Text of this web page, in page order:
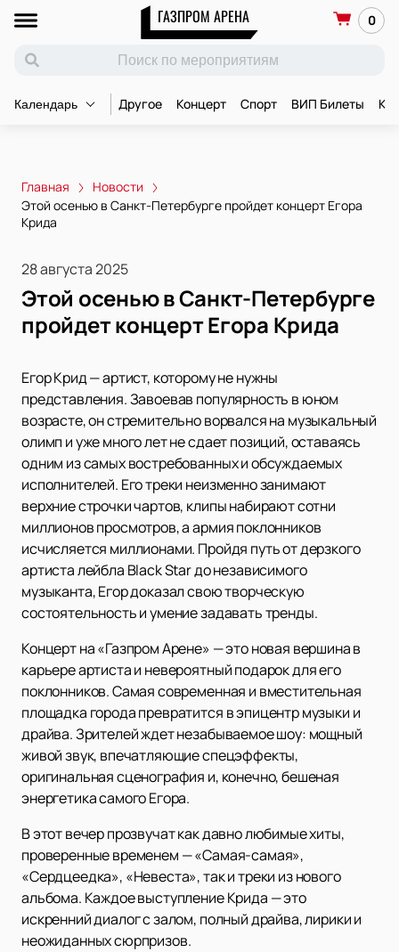
ГАЗПРОМ АРЕНА 0
Календарь Другое Концерт Спорт ВИП Билеты
Главная
Новости
Этой осенью в Санкт-Петербурге пройдет концерт Егора
Крида
28 августа 2025
Этой осенью в Санкт-Петербурге
пройдет концерт Егора Крида
Егор Крид — артист, которому не нужны
представления. Завоевав популярность в юном
возрасте, он стремительно ворвался на музыкальный
олимп и уже много лет не сдает позиций, оставаясь
одним из самых востребованных и обсуждаемых
исполнителей. Его треки неизменно занимают
верхние строчки чартов, клипы набирают сотни
миллионов просмотров, а армия поклонников
исчисляется миллионами. Пройдя путь от дерзкого
артиста лейбла Black Star до независимого
музыканта, Егор доказал свою творческую
состоятельность и умение задавать тренды.
Концерт на «Газпром Арене» — это новая вершина в
карьере артиста и невероятный подарок для его
поклонников. Самая современная и вместительная
площадка города превратится в эпицентр музыки и
драйва. Зрителей ждет незабываемое шоу: мощный
живой звук, впечатляющие спецэффекты,
оригинальная сценография и, конечно, бешеная
энергетика самого Егора.
В этот вечер прозвучат как давно любимые хиты,
проверенные временем — «Самая-самая»,
«Сердцеедка», «Невеста», так и треки из нового
альбома. Каждое выступление Крида — это
искренний диалог с залом, полный драйва, лирики и
неожиданных сюрпризов.